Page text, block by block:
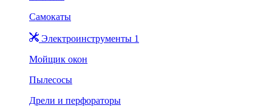
Самокаты
Электроинструменты 1
Мойщик окон
Пылесосы
Дрели и перфораторы